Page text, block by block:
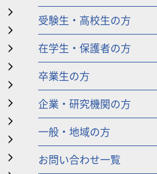
受験生・高校生の方
在学生・保護者の方
卒業生の方
企業・研究機関の方
一般・地域の方
お問い合わせ一覧